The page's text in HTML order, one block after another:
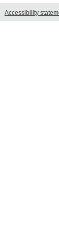
Accessibility